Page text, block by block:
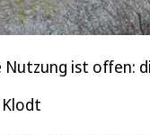
ist offen: